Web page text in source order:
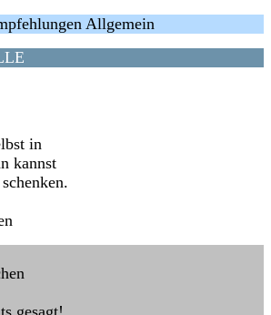
Allgemein
in
kannst
gesagt!